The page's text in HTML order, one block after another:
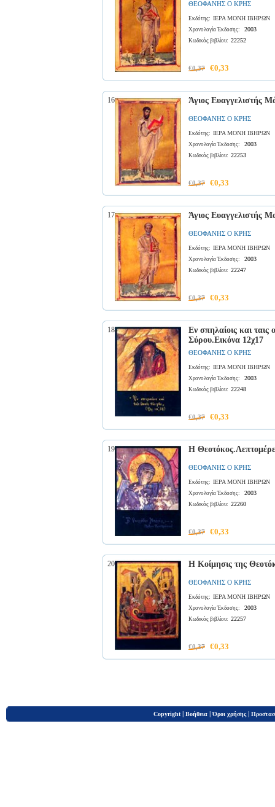
ΘΕΟΦΑΝΗΣ Ο ΚΡΗΣ
Εκδότης: ΙΕΡΑ ΜΟΝΗ ΙΒΗΡΩΝ
Χρονολογία Έκδοσης: 2003
Κωδικός βιβλίου: 22252
€0,37 €0,33
16 Άγιος Ευαγγελιστής
ΘΕΟΦΑΝΗΣ Ο ΚΡΗΣ
Εκδότης: ΙΕΡΑ ΜΟΝΗ ΙΒΗΡΩΝ
Χρονολογία Έκδοσης: 2003
Κωδικός βιβλίου: 22253
€0,37 €0,33
17 Άγιος Ευαγγελιστής
ΘΕΟΦΑΝΗΣ Ο ΚΡΗΣ
Εκδότης: ΙΕΡΑ ΜΟΝΗ ΙΒΗΡΩΝ
Χρονολογία Έκδοσης: 2003
Κωδικός βιβλίου: 22247
€0,37 €0,33
18
Εν σπηλαίοις και
Σύρου.Εικόνα 12χ17
ΘΕΟΦΑΝΗΣ Ο ΚΡΗΣ
Εκδότης: ΙΕΡΑ ΜΟΝΗ ΙΒΗΡΩΝ
Χρονολογία Έκδοσης: 2003
Κωδικός βιβλίου: 22248
€0,37 €0,33
19 Η
ΘΕΟΦΑΝΗΣ Ο ΚΡΗΣ
Εκδότης: ΙΕΡΑ ΜΟΝΗ ΙΒΗΡΩΝ
Χρονολογία Έκδοσης: 2003
Κωδικός βιβλίου: 22260
€0,37 €0,33
20 Η Κοίμησις της
ΘΕΟΦΑΝΗΣ Ο ΚΡΗΣ
Εκδότης: ΙΕΡΑ ΜΟΝΗ ΙΒΗΡΩΝ
Χρονολογία Έκδοσης: 2003
Κωδικός βιβλίου: 22257
€0,37 €0,33
Copyright | Βοήθεια |Όροι χρήσης |